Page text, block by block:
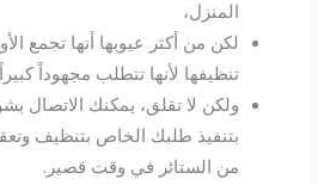
المنزل،
لكن من أكثر عيوبها أنها تجمع
تنظيفها لأنها تتطلب مجهوداً
ولكن لا تقلق، يمكنك الاتصال
بتنفيذ طلبك الخاص بتنظيف
من الستائر في وقت قصير.